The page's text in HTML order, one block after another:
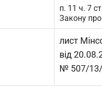
п. 11 ч. 7
Закону про
лист
від
№ 507/